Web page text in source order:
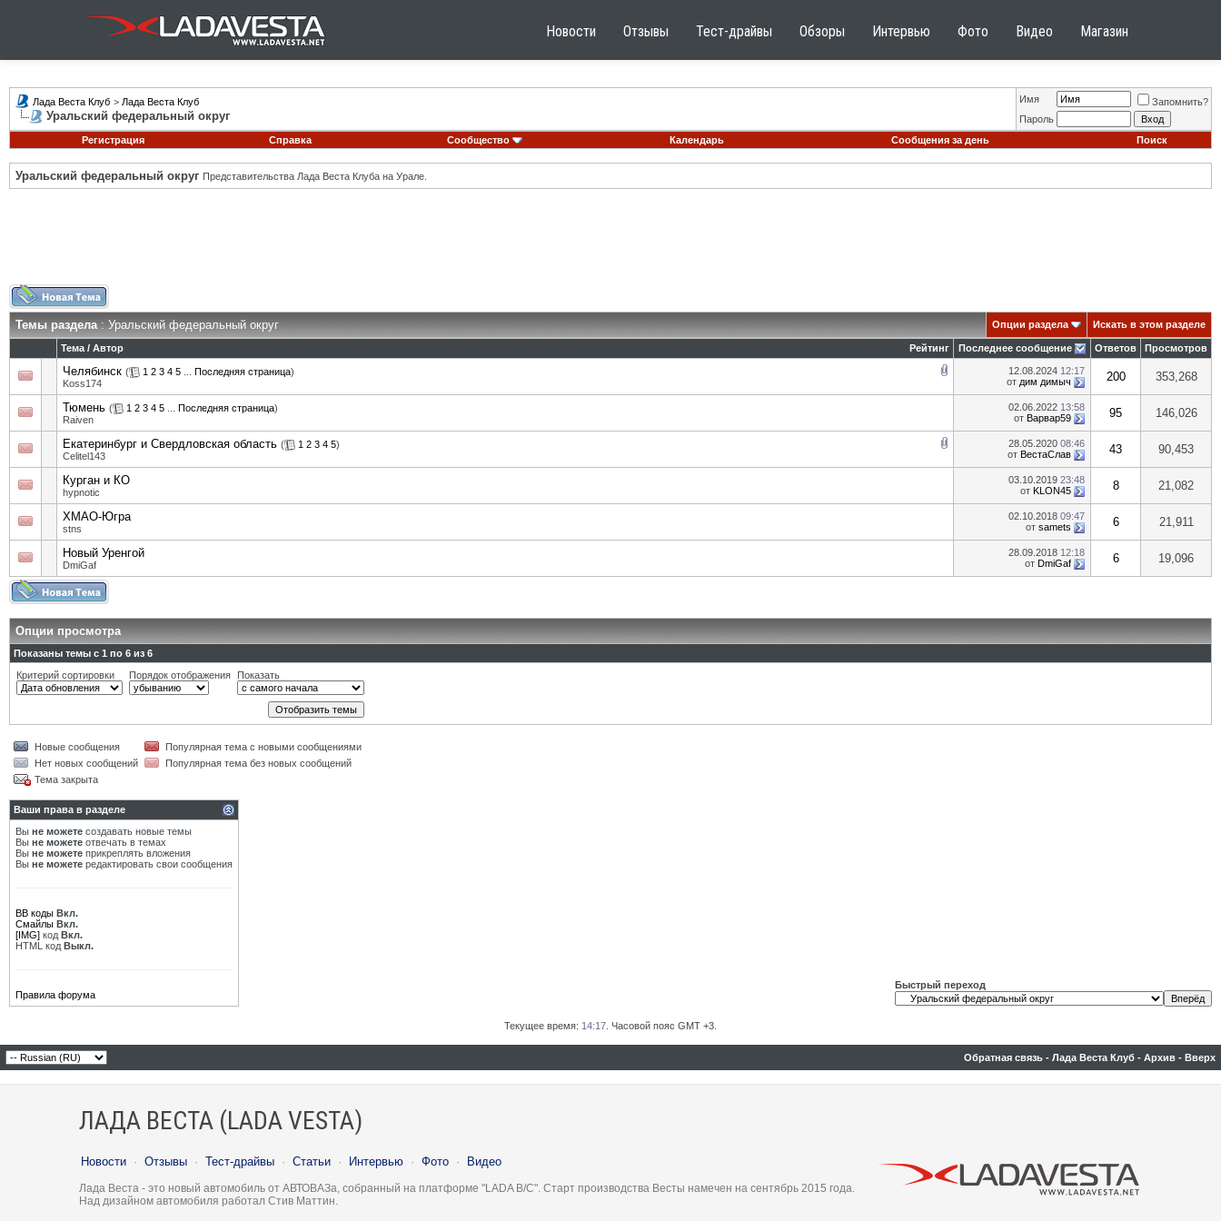
Новости Отзывы Тест-драйвы Обзоры Интервью Фото Видео Магазин
Лада Веста Клуб > Лада Веста Клуб
Уральский федеральный округ
Имя
Запомнить?
Пароль
Регистрация
Справка Сообщество Календарь Сообщения за день Поиск
Уральский федеральный округ Представительства Лада Веста Клуба на Урале.
Темы раздела: Уральский федеральный округ Опции раздела Искать в этом разделе
Рейтинг
Тема / Автор Последнее сообщение Ответов Просмотров
Челябинск ( 1 2 3 4 5 Последняя страница)
Koss174
12.08.2024 12:17
от дим димыч 200 353,268
Тюмень ( 1 2 3 4 5 Последняя страница)
Raiven
02.06.2022 13:58
от Варвар59 95 146,026
Екатеринбург и Свердловская область ( 1 2 3 4 5)
Celitel143
28.05.2020 08:46
от ВестаСлав 43 90,453
Курган и КО
hypnotic
03.10.2019 23:48
от KLON45 8 21,082
ХМАО-Югра
stns
02.10.2018 09:47
от samets 6 21,911
Новый Уренгой
DmiGaf
28.09.2018 12:18
от DmiGaf 6 19,096
Опции просмотра
Показаны темы с 1 по 6 из 6
Критерий сортировки
Порядок отображения Показать
Новые сообщения
Популярная тема с новыми сообщениями
Нет новых сообщений
Популярная тема без новых сообщений
Тема закрыта
Ваши права в разделе
Вы не можете создавать новые темы
Вы не можете отвечать в темах
Вы не можете прикреплять вложения
Вы не можете редактировать свои сообщения
BB коды Вкл.
Смайлы Вкл.
[IMG] код Вкл.
HTML код Выкл.
Правила форума
Быстрый переход
Текущее время: 14:17 . Часовой пояс GMT +3.
Обратная связь - Лада Веста Клуб - Архив - Вверх
ЛАДА ВЕСТА (LADA VESTA)
Новости · Отзывы · Тест-драйвы · Статьи · Интервью · Фото · Видео
Лада Веста - это новый автомобиль от АВТОВАЗа, собранный на платформе "LADA B/C". Старт производства Весты намечен на сентябрь 2015 года.
Над дизайном автомобиля работал Стив Маттин.